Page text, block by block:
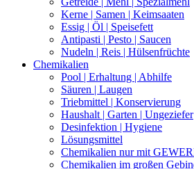
Kerne | Samen | Keimsaaten
Essig | Öl | Speisefett
Antipasti | Pesto | Saucen
Nudeln | Reis | Hülsenfrüchte
Chemikalien
Pool | Erhaltung | Abhilfe
Säuren | Laugen
Triebmittel | Konservierung
Haushalt | Garten | Ungeziefer
Desinfektion | Hygiene
Lösungsmittel
Chemikalien nur mit
Chemikalien im großen